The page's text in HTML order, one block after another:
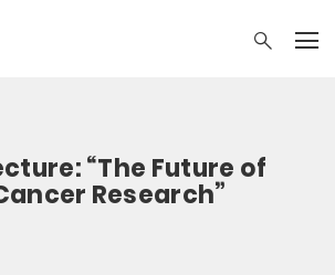
“The Future of
Research”